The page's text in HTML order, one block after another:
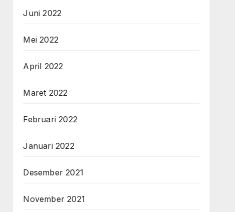
Juni 2022
Mei 2022
April 2022
Maret 2022
Februari 2022
Januari 2022
Desember 2021
November 2021